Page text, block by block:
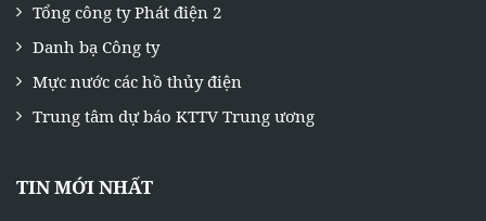
Tổng công ty Phát điện 2
Danh bạ Công ty
Mực nước các hồ thủy điện
Trung tâm dự báo KTTV Trung ương
TIN MỚI NHẤT